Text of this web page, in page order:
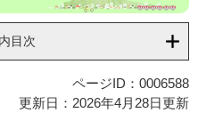
目次
ページID：0006588
更新日：2026年4月28日更新